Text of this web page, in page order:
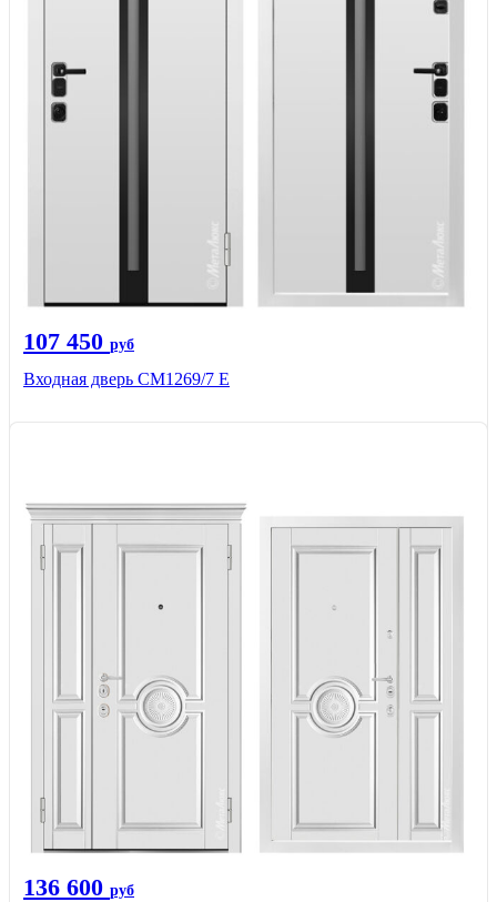
107 450 руб
Входная дверь CМ1269/7 Е
136 600 руб